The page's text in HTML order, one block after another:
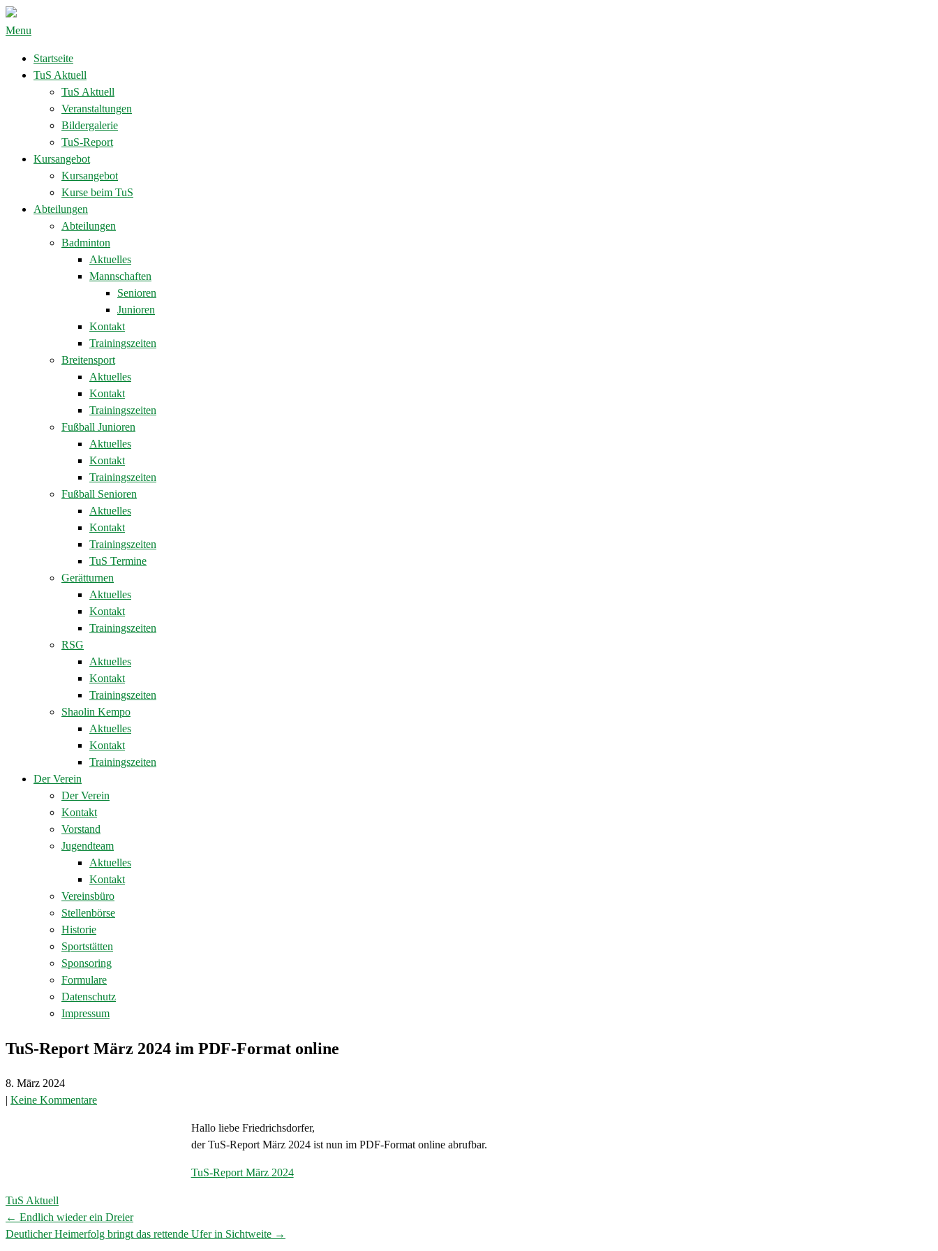
Menu
Startseite
TuS Aktuell
TuS Aktuell
Veranstaltungen
Bildergalerie
TuS-Report
Kursangebot
Kursangebot
Kurse beim TuS
Abteilungen
Abteilungen
Badminton
Aktuelles
Mannschaften
Senioren
Junioren
Kontakt
Trainingszeiten
Breitensport
Aktuelles
Kontakt
Trainingszeiten
Fußball Junioren
Aktuelles
Kontakt
Trainingszeiten
Fußball Senioren
Aktuelles
Kontakt
Trainingszeiten
TuS Termine
Gerätturnen
Aktuelles
Kontakt
Trainingszeiten
RSG
Aktuelles
Kontakt
Trainingszeiten
Shaolin Kempo
Aktuelles
Kontakt
Trainingszeiten
Der Verein
Der Verein
Kontakt
Vorstand
Jugendteam
Aktuelles
Kontakt
Vereinsbüro
Stellenbörse
Historie
Sportstätten
Sponsoring
Formulare
Datenschutz
Impressum
TuS-Report März 2024 im PDF-Format online
8. März 2024
| Keine Kommentare
Hallo liebe Friedrichsdorfer,
der TuS-Report März 2024 ist nun im PDF-Format online abrufbar.
TuS-Report März 2024
TuS Aktuell
Post
← Endlich wieder ein Dreier
Deutlicher Heimerfolg bringt das rettende Ufer in Sichtweite →